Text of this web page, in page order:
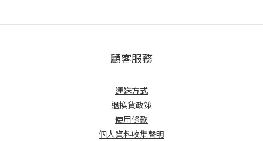
顧客服務
運送方式
退換貨政策
使用條款
個人資料收集聲明